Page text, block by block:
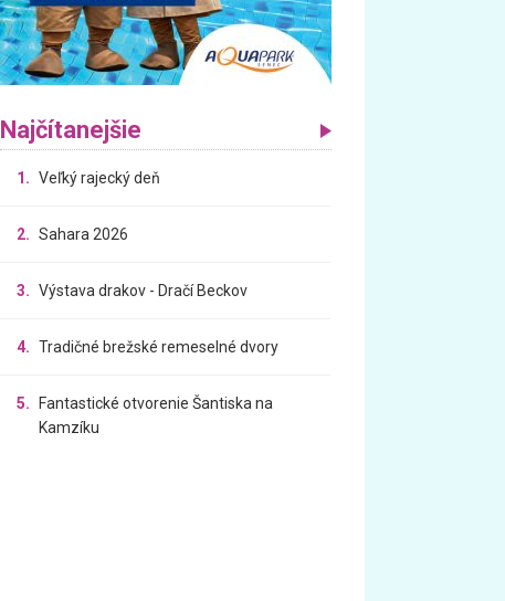
Najčítanejšie
1. Veľký rajecký deň
2. Sahara 2026
3. Výstava drakov - Dračí Beckov
4. Tradičné brežské remeselné dvory
5.
Fantastické otvorenie Šantiska na
Kamzíku